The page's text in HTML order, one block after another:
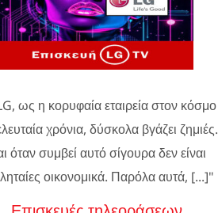
ως η κορυφαία εταιρεία στον κόσμο
χρόνια, δύσκολα βγάζει ζημιές.
όταν συμβεί αυτό σίγουρα δεν είναι
οικονομικά. Παρόλα αυτά, [...]"